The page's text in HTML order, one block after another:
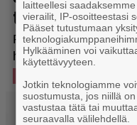
laitteellesi
vierailit, IP-osoitteestasi
Pääset tutustumaan
Hylkääminen voi
käytettävyyteen.
Jotkin teknologiamme
suostumusta, jos niillä
vastustaa tätä tai
seuraavalla välilehdellä.